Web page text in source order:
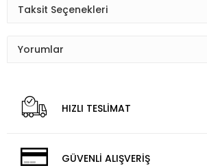
Taksit Seçenekleri
Yorumlar
HIZLI TESLİMAT
GÜVENLİ ALIŞVERİŞ